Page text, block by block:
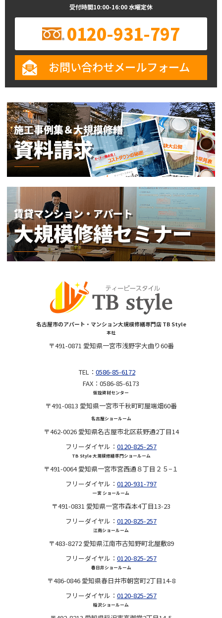
受付時間10:00-16:00 水曜定休
0120-931-797
お問い合わせメールフォーム
名古屋市のアパート・マンション大規模修繕専門店 TB Style
本社
〒491-0871 愛知県一宮市浅野字大曲り60番
TEL： 0586-85-6172
FAX：0586-85-6173
仮設資材センター
〒491-0813 愛知県一宮市千秋町町屋端畑60番
名古屋ショールーム
〒462-0026 愛知県名古屋市北区萩野通2丁目14
フリーダイヤル： 0120-825-257
TB Style 大規模修繕専門ショールーム
〒491-0064 愛知県一宮市宮西通８丁目２５−１
フリーダイヤル： 0120-931-797
一宮 ショールーム
〒491-0831 愛知県一宮市森本4丁目13-23
フリーダイヤル： 0120-825-257
江南ショールーム
〒483-8272 愛知県江南市古知野町北屋敷89
フリーダイヤル： 0120-825-257
春日井ショールーム
〒486-0846 愛知県春日井市朝宮町2丁目14-8
フリーダイヤル： 0120-825-257
稲沢ショールーム